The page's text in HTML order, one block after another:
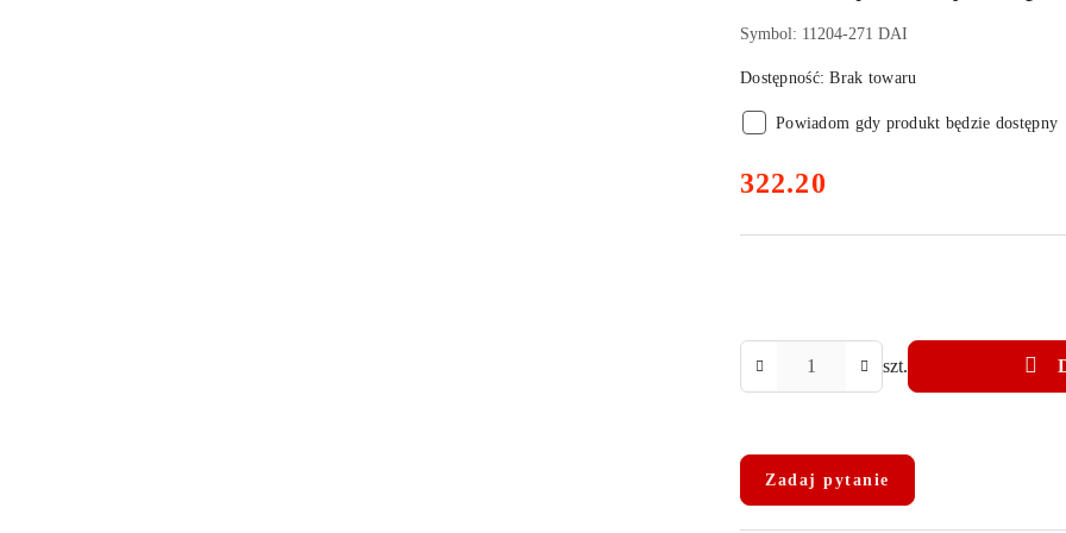
Symbol: 11204-271 DAI
Dostępność:Brak towaru
Powiadom gdy produkt będzie dostępny
cena:
322.20
szt.
Dostępność
i
Zadaj pytanie